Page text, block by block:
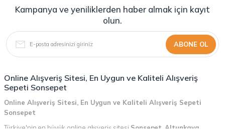
Kampanya ve yeniliklerden haber almak için kayıt
olun.
ABONE OL
Online Alışveriş Sitesi, En Uygun ve Kaliteli Alışveriş
Sepeti Sonsepet
Online Alışveriş Sitesi, En Uygun ve Kaliteli Alışveriş Sepeti
Sonsepet
Türkiye'nin en büyük online alışveriş sitesi Sonsepet Altunkaya